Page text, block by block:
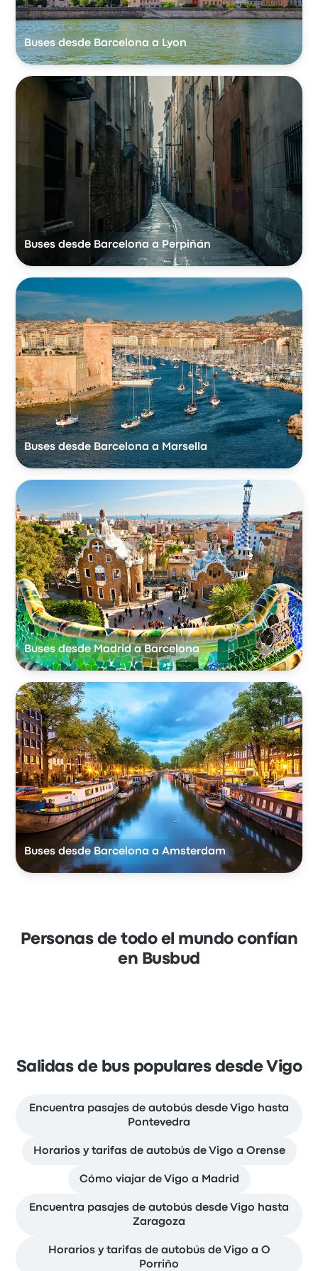
Buses desde Barcelona a Lyon
Buses desde Barcelona a Perpiñán
Buses desde Barcelona a Marsella
Buses desde Madrid a Barcelona
Buses desde Barcelona a Amsterdam
Personas de todo el mundo confían
en Busbud
Salidas de bus populares desde Vigo
Encuentra pasajes de autobús desde Vigo hasta
Pontevedra
Horarios y tarifas de autobús de Vigo a Orense
Cómo viajar de Vigo a Madrid
Encuentra pasajes de autobús desde Vigo hasta
Zaragoza
Horarios y tarifas de autobús de Vigo a O
Porriño